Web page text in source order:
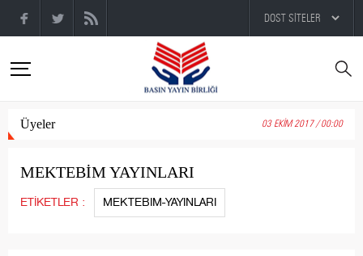
Üyeler 03 EKİM 2017 / 00:00
MEKTEBİM YAYINLARI
ETİKETLER : MEKTEBIM-YAYINLARI